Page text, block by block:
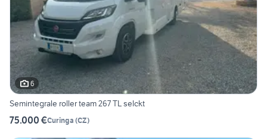
6
Semintegrale roller team 267 TL selckt
75.000 €Curinga (CZ)